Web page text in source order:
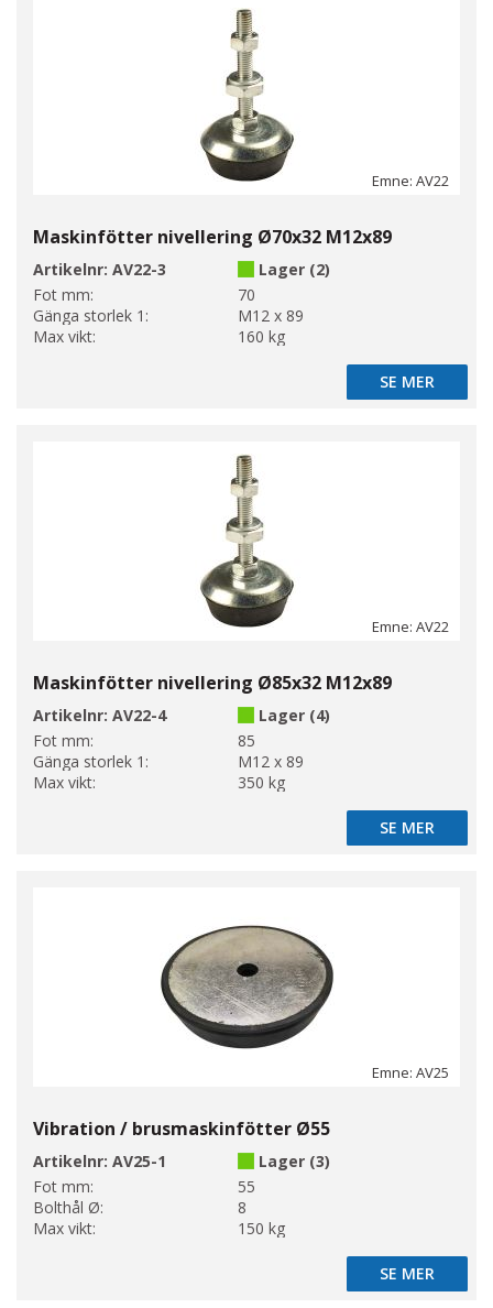
Emne: AV22
Maskinfötter nivellering Ø70x32 M12x89
Artikelnr: AV22-3
Lager (2)
Fot mm:
70
Gänga storlek 1:
M12 x 89
Max vikt:
160 kg
SE MER
SE MER
Emne: AV22
Maskinfötter nivellering Ø85x32 M12x89
Artikelnr: AV22-4
Lager (4)
Fot mm:
85
Gänga storlek 1:
M12 x 89
Max vikt:
350 kg
SE MER
SE MER
Emne: AV25
Vibration / brusmaskinfötter Ø55
Artikelnr: AV25-1
Lager (3)
Fot mm:
55
Bolthål Ø:
8
Max vikt:
150 kg
SE MER
SE MER